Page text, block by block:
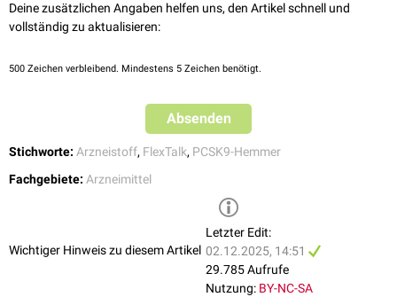
Deine zusätzlichen Angaben helfen uns, den Artikel schnell und
vollständig zu aktualisieren:
500 Zeichen verbleibend. Mindestens 5 Zeichen benötigt.
Absenden
Stichworte: Arzneistoff, FlexTalk, PCSK9-Hemmer
Fachgebiete: Arzneimittel
Wichtiger Hinweis zu diesem Artikel
Letzter Edit:
02.12.2025, 14:51
29.785 Aufrufe
Nutzung: BY-NC-SA